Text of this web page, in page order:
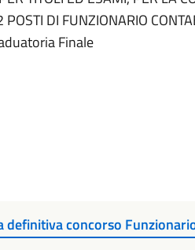
DI FUNZIONARIO
Finale
definitiva concorso